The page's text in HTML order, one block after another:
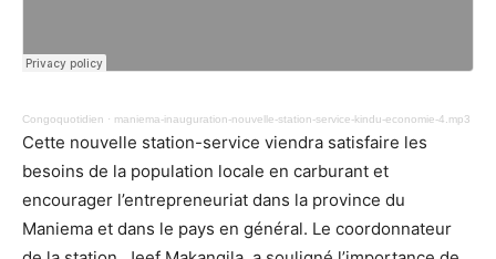
Congoquotidien · maniema-inauguration-nouvelle-station-service-kindu-economie-4.mp3
Cette nouvelle station-service viendra satisfaire les
besoins de la population locale en carburant et
encourager l’entrepreneuriat dans la province du
Maniema et dans le pays en général. Le coordonnateur